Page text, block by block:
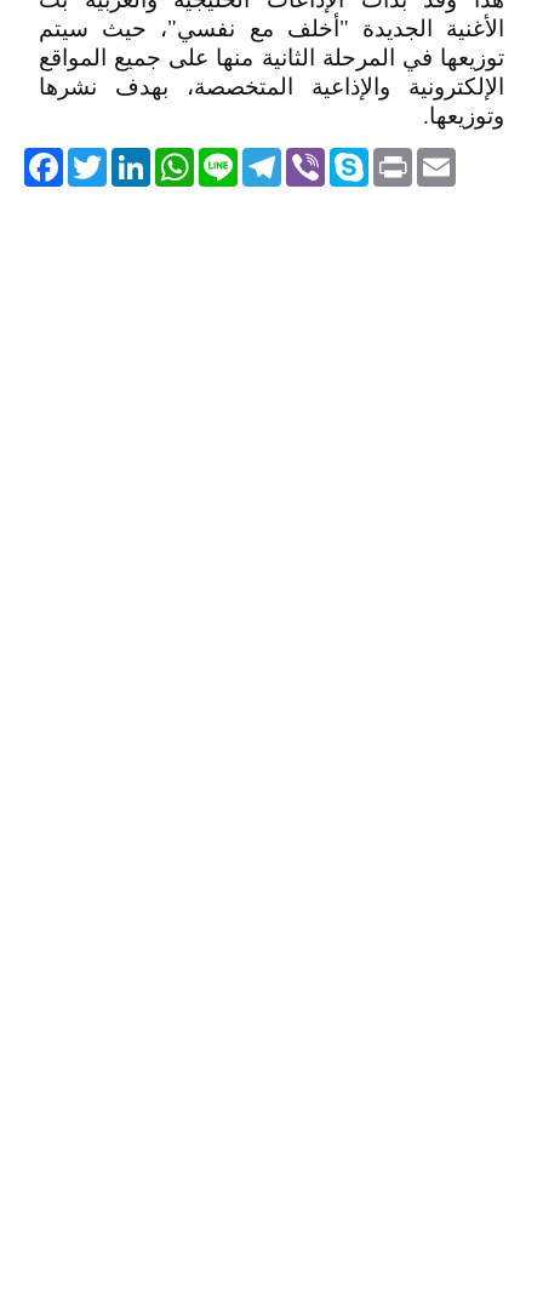
الأغنية الجديدة "أخلف مع نفسي"، حيث سيتم
توزيعها في المرحلة الثانية منها على جميع المواقع
الإلكترونية والإذاعية المتخصصة، بهدف نشرها
وتوزيعها.
TwitterLinkedIn
WhatsApp Line
Telegram ViberSkype PrintEmail